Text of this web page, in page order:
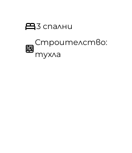
3 спални
Строителство:
тухла